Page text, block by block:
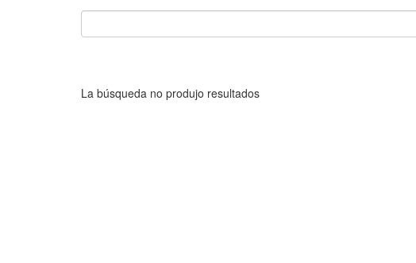
La búsqueda no produjo resultados